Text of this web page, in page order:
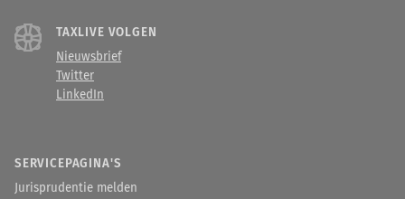
TAXLIVE VOLGEN
Nieuwsbrief
Twitter
LinkedIn
SERVICEPAGINA'S
Jurisprudentie melden